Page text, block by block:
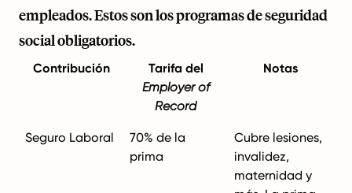
empleados. Estos son los programas de seguridad
social obligatorios.
Contribución
Tarifa del
Employer of
Record
Notas
Seguro Laboral
70% de la
prima
Cubre lesiones,
invalidez,
maternidad y